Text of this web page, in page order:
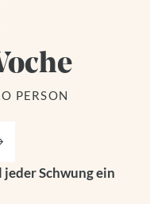
PERSON
Schwung ein